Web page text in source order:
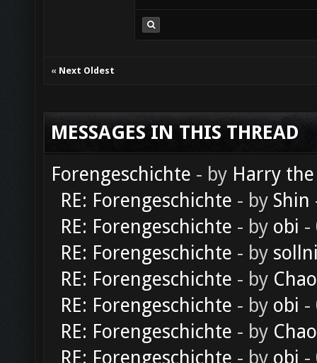
« Next Oldest
MESSAGES IN THIS THREAD
Forengeschichte - by Harry
RE: Forengeschichte - by Shin
RE: Forengeschichte - by obi -
RE: Forengeschichte - by
RE: Forengeschichte - by
RE: Forengeschichte - by obi -
RE: Forengeschichte - by
RE: Forengeschichte - by obi -